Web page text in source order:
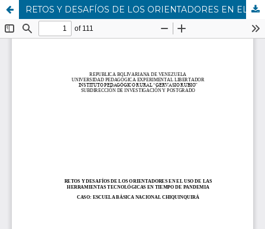
RETOS Y DESAFÍOS DE LOS ORIENTADORES EN EL USO DE LAS HERRAMIENTAS TECNOLÓGICAS EN TIEMPO DE PANDEMIA